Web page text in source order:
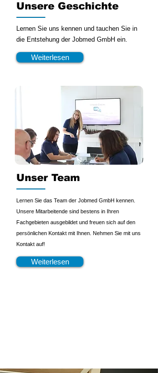
Unsere Geschichte
Lernen Sie uns kennen und tauchen Sie in
die Entstehung der Jobmed GmbH ein.
Weiterlesen
Unser Team
Lernen Sie das Team der Jobmed GmbH kennen.
Unsere Mitarbeitende sind bestens in Ihren
Fachgebieten ausgebildet und freuen sich auf den
persönlichen Kontakt mit Ihnen. Nehmen Sie mit uns
Kontakt auf!
Weiterlesen